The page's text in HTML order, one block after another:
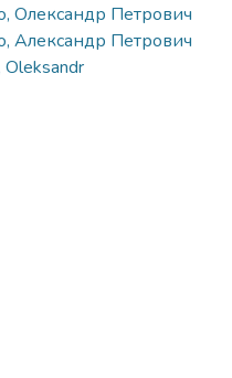
Олександр Петрович
Александр Петрович
Oleksandr